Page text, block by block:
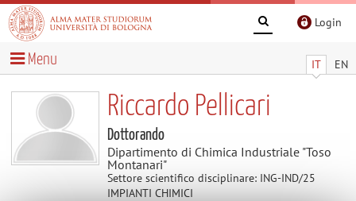
Login
IT EN
Menu
Riccardo Pellicari
Dottorando
Dipartimento di Chimica Industriale "Toso
Montanari"
Settore scientifico disciplinare: ING-IND/25
IMPIANTI CHIMICI